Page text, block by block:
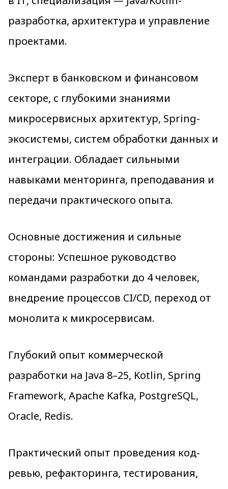
разработка, архитектура и управление
проектами.
Эксперт в банковском и финансовом
секторе, с глубокими знаниями
микросервисных архитектур, Spring-
экосистемы, систем обработки данных и
интеграции. Обладает сильными
навыками менторинга, преподавания и
передачи практического опыта.
Основные достижения и сильные
стороны: Успешное руководство
командами разработки до 4 человек,
внедрение процессов CI/CD, переход от
монолита к микросервисам.
Глубокий опыт коммерческой
разработки на Java 8–25, Kotlin, Spring
Framework, Apache Kafka, PostgreSQL,
Oracle, Redis.
Практический опыт проведения код-
ревью, рефакторинга, тестирования,